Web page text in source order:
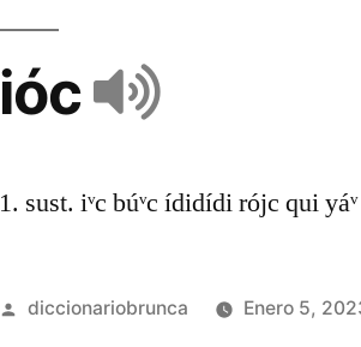
ióc
1. sust. iᵛc búᵛc ídidídi rójc qui
diccionariobrunca Enero 5,